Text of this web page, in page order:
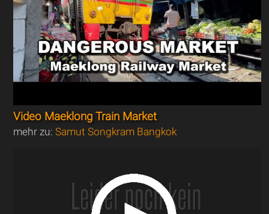
Video Maeklong Train Market
mehr zu:Samut Songkram Bangkok